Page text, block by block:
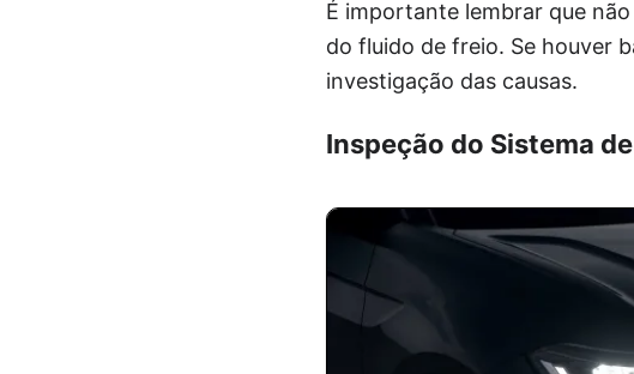
É importante lembrar que
do fluido de freio. Se houver
investigação das causas.
Inspeção do Sistema